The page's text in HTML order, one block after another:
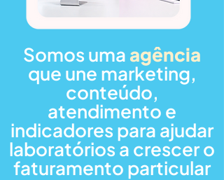
Somos uma agência
que une marketing,
conteúdo,
atendimento e
indicadores para ajudar
laboratórios a crescer o
faturamento particular